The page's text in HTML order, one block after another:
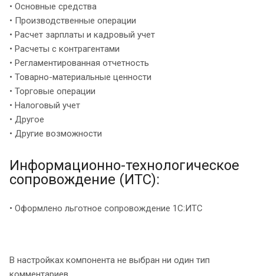
• Основные средства
• Производственные операции
• Расчет зарплаты и кадровый учет
• Расчеты с контрагентами
• Регламентированная отчетность
• Товарно-материальные ценности
• Торговые операции
• Налоговый учет
• Другое
• Другие возможности
Информационно-технологическое
сопровождение (ИТС):
• Оформлено льготное сопровождение 1С:ИТС
В настройках компонента не выбран ни один тип